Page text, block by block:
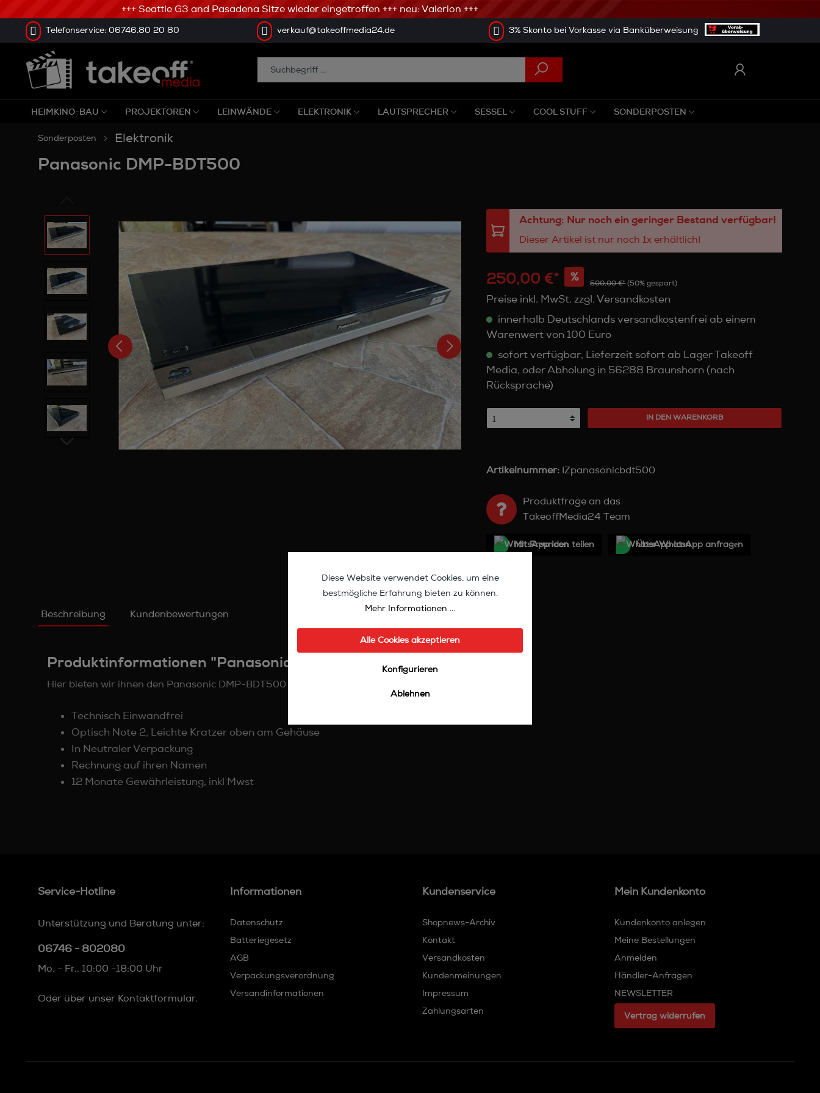
Telefonservice: 06746.80 20 80 verkauf@takeoffmedia24.de 3% Skonto bei Vorkasse via Banküberweisung
+++ Seattle G3 and Pasadena Sitze wieder eingetroffen +++ neu: Valerion +++
HEIMKINO-BAU PROJEKTOREN LEINWÄNDE ELEKTRONIK LAUTSPRECHER SESSEL COOL STUFF SONDERPOSTEN
Sonderposten Elektronik
Panasonic DMP-BDT500
Achtung: Nur noch ein geringer Bestand verfügbar!
Dieser Artikel ist nur noch 1x erhältlich!
250,00 €* % 500,00 €* (50% gespart)
Preise inkl. MwSt. zzgl. Versandkosten
innerhalb Deutschlands versandkostenfrei ab einem
Warenwert von 100 Euro
sofort verfügbar, Lieferzeit sofort ab Lager Takeoff
Media, oder Abholung in 56288 Braunshorn (nach
Rücksprache)
IN DEN WARENKORB
Artikelnummer: IZpanasonicbdt500
Produktfrage an das
TakeoffMedia24 Team
Mit Frеunden teilen Über WhatѕApp anfragеn
Beschreibung Kundenbewertungen
Produktinformationen "Panasonic DMP-BDT500"
Hier bieten wir ihnen den Panasonic DMP-BDT500 aus unserer Demo an.
Technisch Einwandfrei
Optisch Note 2, Leichte Kratzer oben am Gehäuse
In Neutraler Verpackung
Rechnung auf ihren Namen
12 Monate Gewährleistung, inkl Mwst
Service-Hotline
Unterstützung und Beratung unter:
06746 - 802080
Mo. - Fr., 10:00 -18:00 Uhr
Oder über unser Kontaktformular.
Informationen
Datenschutz
Batteriegesetz
AGB
Verpackungsverordnung
Versandinformationen
Kundenservice
Shopnews-Archiv
Kontakt
Versandkosten
Kundenmeinungen
Impressum
Zahlungsarten
Mein Kundenkonto
Kundenkonto anlegen
Meine Bestellungen
Anmelden
Händler-Anfragen
NEWSLETTER
Vertrag widerrufen
Diese Website verwendet Cookies, um eine
bestmögliche Erfahrung bieten zu können.
Mehr Informationen ...
Alle Cookies akzeptieren
Konfigurieren
Ablehnen